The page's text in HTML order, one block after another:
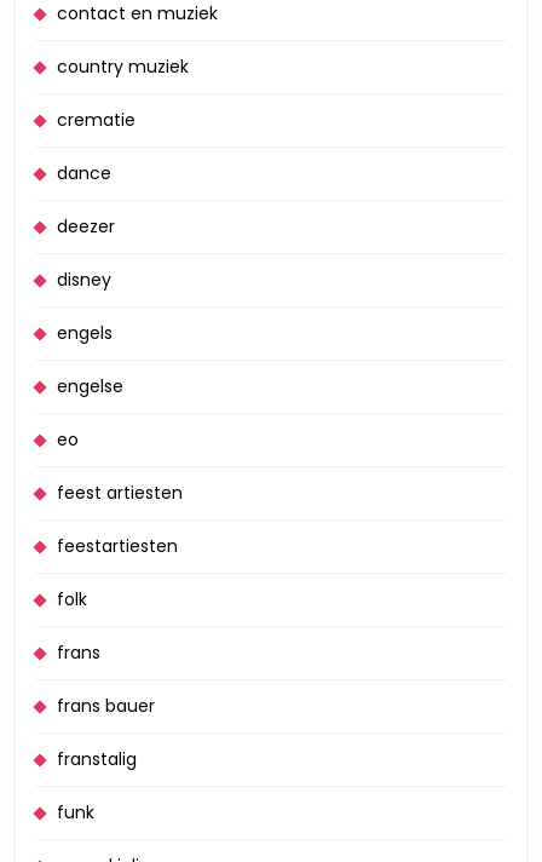
contact en muziek
country muziek
crematie
dance
deezer
disney
engels
engelse
eo
feest artiesten
feestartiesten
folk
frans
frans bauer
franstalig
funk